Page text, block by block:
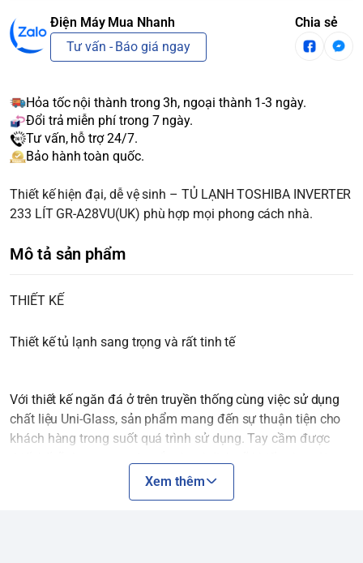
Điện Máy Mua Nhanh
Tư vấn - Báo giá ngay
Chia sẻ
Hỏa tốc nội thành trong 3h, ngoại thành 1-3 ngày.
Đổi trả miễn phí trong 7 ngày.
Tư vấn, hỗ trợ 24/7.
Bảo hành toàn quốc.
Thiết kế hiện đại, dễ vệ sinh – TỦ LẠNH TOSHIBA INVERTER
233 LÍT GR-A28VU(UK) phù hợp mọi phong cách nhà.
Mô tả sản phẩm
THIẾT KẾ
Thiết kế tủ lạnh sang trọng và rất tinh tế
Với thiết kế ngăn đá ở trên truyền thống cùng việc sử dụng
chất liệu Uni-Glass, sản phẩm mang đến sự thuận tiện cho
khách hàng trong suốt quá trình sử dụng. Tay cầm được
thất trong gia đình của bạn thêm phần hiện đại và phong
Xem thêm